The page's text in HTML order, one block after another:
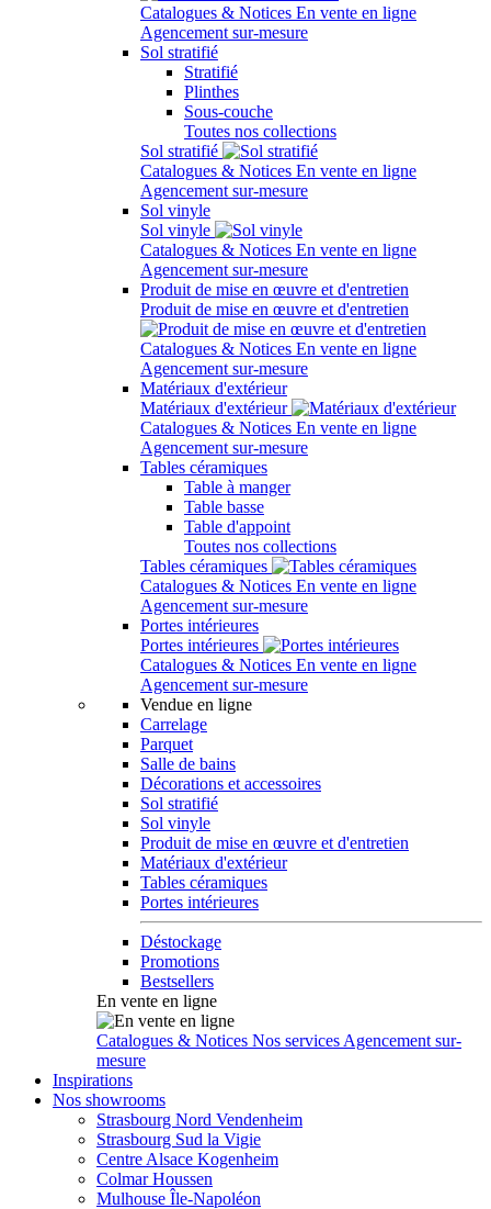
Catalogues & Notices En vente en ligne
Agencement sur-mesure
Sol stratifié
Stratifié
Plinthes
Sous-couche
Toutes nos collections
Sol stratifié
Catalogues & Notices En vente en ligne
Agencement sur-mesure
Sol vinyle
Sol vinyle
Catalogues & Notices En vente en ligne
Agencement sur-mesure
Produit de mise en œuvre et d'entretien
Produit de mise en œuvre et d'entretien
Catalogues & Notices En vente en ligne
Agencement sur-mesure
Matériaux d'extérieur
Matériaux d'extérieur
Catalogues & Notices En vente en ligne
Agencement sur-mesure
Tables céramiques
Table à manger
Table basse
Table d'appoint
Toutes nos collections
Tables céramiques
Catalogues & Notices En vente en ligne
Agencement sur-mesure
Portes intérieures
Portes intérieures
Catalogues & Notices En vente en ligne
Agencement sur-mesure
Vendue en ligne
Carrelage
Parquet
Salle de bains
Décorations et accessoires
Sol stratifié
Sol vinyle
Produit de mise en œuvre et d'entretien
Matériaux d'extérieur
Tables céramiques
Portes intérieures
Déstockage
Promotions
Bestsellers
En vente en ligne
Catalogues & Notices Nos services Agencement sur-
mesure
Inspirations
Nos showrooms
Strasbourg Nord Vendenheim
Strasbourg Sud la Vigie
Centre Alsace Kogenheim
Colmar Houssen
Mulhouse Île-Napoléon